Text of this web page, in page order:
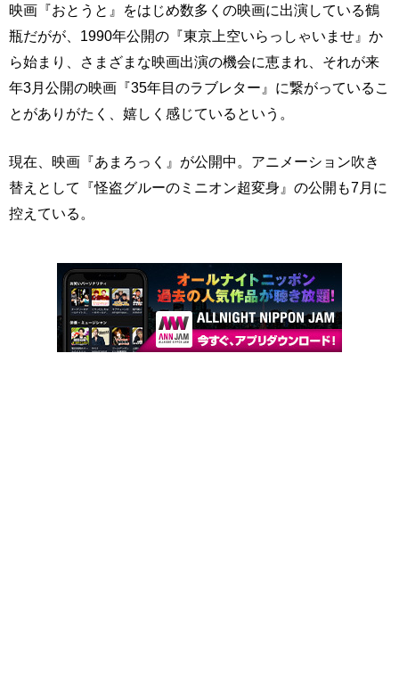
映画『おとうと』をはじめ数多くの映画に出演している鶴
瓶だがが、1990年公開の『東京上空いらっしゃいませ』か
ら始まり、さまざまな映画出演の機会に恵まれ、それが来
年3月公開の映画『35年目のラブレター』に繋がっているこ
とがありがたく、嬉しく感じているという。
現在、映画『あまろっく』が公開中。アニメーション吹き
替えとして『怪盗グルーのミニオン超変身』の公開も7月に
控えている。